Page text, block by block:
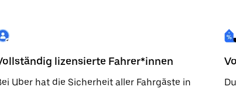
lizensierte Fahrer*innen
Uber hat die Sicherheit aller Fahrgäste in